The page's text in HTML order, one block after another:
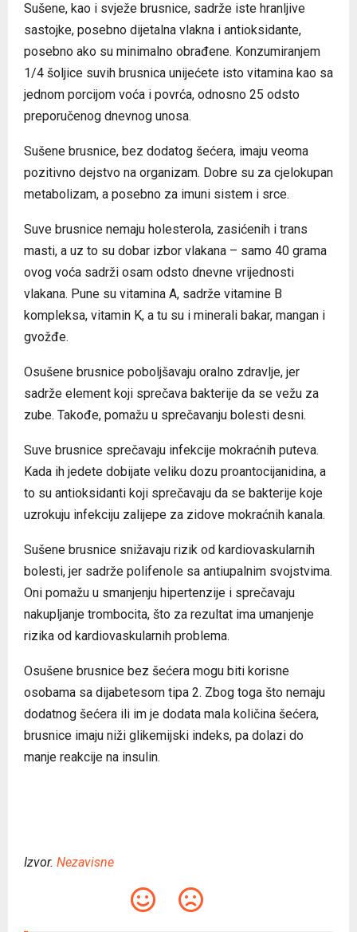
Sušene, kao i svježe brusnice, sadrže iste hranljive
sastojke, posebno dijetalna vlakna i antioksidante,
posebno ako su minimalno obrađene. Konzumiranjem
1/4 šoljice suvih brusnica unijećete isto vitamina kao sa
jednom porcijom voća i povrća, odnosno 25 odsto
preporučenog dnevnog unosa.
Sušene brusnice, bez dodatog šećera, imaju veoma
pozitivno dejstvo na organizam. Dobre su za cjelokupan
metabolizam, a posebno za imuni sistem i srce.
Suve brusnice nemaju holesterola, zasićenih i trans
masti, a uz to su dobar izbor vlakana – samo 40 grama
ovog voća sadrži osam odsto dnevne vrijednosti
vlakana. Pune su vitamina A, sadrže vitamine B
kompleksa, vitamin K, a tu su i minerali bakar, mangan i
gvožđe.
Osušene brusnice poboljšavaju oralno zdravlje, jer
sadrže element koji sprečava bakterije da se vežu za
zube. Takođe, pomažu u sprečavanju bolesti desni.
Suve brusnice sprečavaju infekcije mokraćnih puteva.
Kada ih jedete dobijate veliku dozu proantocijanidina, a
to su antioksidanti koji sprečavaju da se bakterije koje
uzrokuju infekciju zalijepe za zidove mokraćnih kanala.
Sušene brusnice snižavaju rizik od kardiovaskularnih
bolesti, jer sadrže polifenole sa antiupalnim svojstvima.
Oni pomažu u smanjenju hipertenzije i sprečavaju
nakupljanje trombocita, što za rezultat ima umanjenje
rizika od kardiovaskularnih problema.
Osušene brusnice bez šećera mogu biti korisne
osobama sa dijabetesom tipa 2. Zbog toga što nemaju
dodatnog šećera ili im je dodata mala količina šećera,
brusnice imaju niži glikemijski indeks, pa dolazi do
manje reakcije na insulin.
Izvor. Nezavisne